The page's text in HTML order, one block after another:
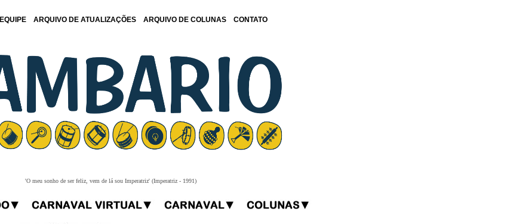
EQUIPE ARQUIVO DE ATUALIZAÇÕES ARQUIVO DE COLUNAS CONTATO
'O meu sonho de ser feliz, vem de lá sou Imperatriz' (Imperatriz - 1991)